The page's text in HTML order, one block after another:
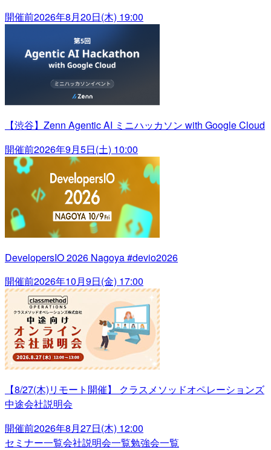
開催前2026年8月20日(木) 19:00
【渋谷】Zenn Agentic AI ミニハッカソン with Google Cloud
開催前2026年9月5日(土) 10:00
DevelopersIO 2026 Nagoya #devio2026
開催前2026年10月9日(金) 17:00
【8/27(木)リモート開催】 クラスメソッドオペレーションズ
中途会社説明会
開催前2026年8月27日(木) 12:00
セミナー一覧会社説明会一覧勉強会一覧